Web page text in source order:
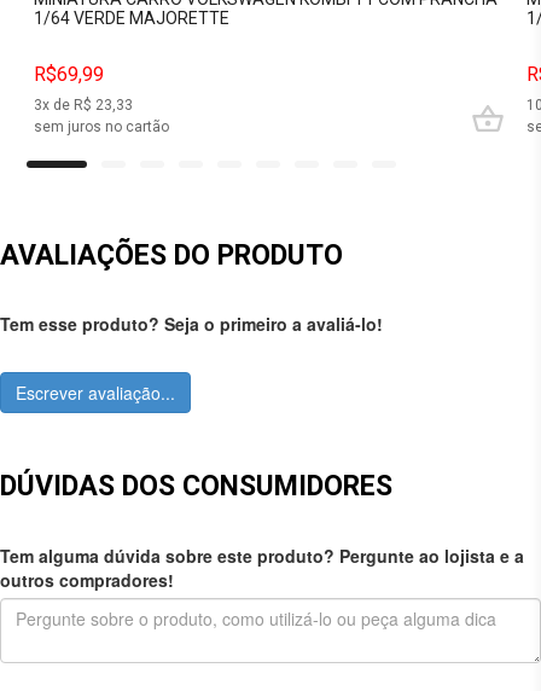
1/64 VERDE MAJORETTE
R$69,99
3x de R$ 23,33
sem juros no cartão
AVALIAÇÕES DO PRODUTO
Tem esse produto? Seja o primeiro a avaliá-lo!
Escrever avaliação...
DÚVIDAS DOS CONSUMIDORES
Tem alguma dúvida sobre este produto? Pergunte ao lojista e a
outros compradores!